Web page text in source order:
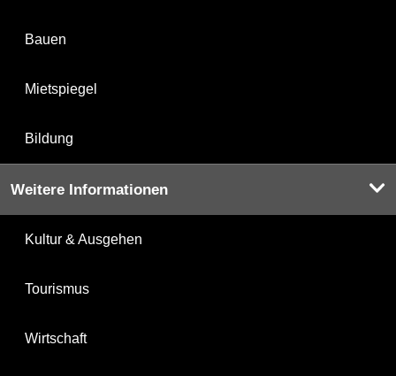
Bauen
Mietspiegel
Bildung
Weitere Informationen
Kultur & Ausgehen
Tourismus
Wirtschaft